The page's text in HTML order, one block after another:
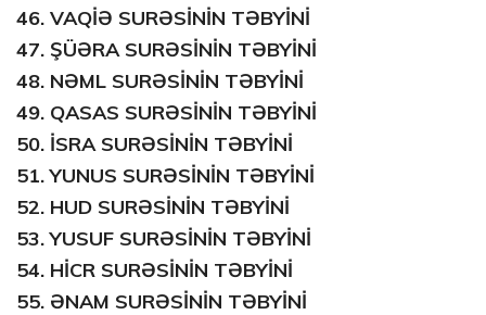
46. VAQİƏ SURƏSİNİN TƏBYİNİ
47. ŞÜƏRA SURƏSİNİN TƏBYİNİ
48. NƏML SURƏSİNİN TƏBYİNİ
49. QASAS SURƏSİNİN TƏBYİNİ
50. İSRA SURƏSİNİN TƏBYİNİ
51.YUNUS SURƏSİNİN TƏBYİNİ
52. HUD SURƏSİNİN TƏBYİNİ
53.YUSUF SURƏSİNİN TƏBYİNİ
54. HİCR SURƏSİNİN TƏBYİNİ
55. ƏNAM SURƏSİNİN TƏBYİNİ